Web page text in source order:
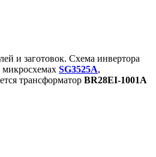
и заготовок. Схема инвертора
SG3525A,
трансформатор BR28EI-1001A